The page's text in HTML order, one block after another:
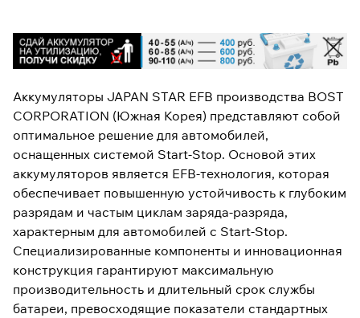
Аккумуляторы JAPAN STAR EFB производства BOST
CORPORATION (Южная Корея) представляют собой
оптимальное решение для автомобилей,
оснащенных системой Start-Stop. Основой этих
аккумуляторов является EFB-технология, которая
обеспечивает повышенную устойчивость к глубоким
разрядам и частым циклам заряда-разряда,
характерным для автомобилей с Start-Stop.
Специализированные компоненты и инновационная
конструкция гарантируют максимальную
производительность и длительный срок службы
батареи, превосходящие показатели стандартных